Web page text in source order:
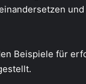
Beispiele für